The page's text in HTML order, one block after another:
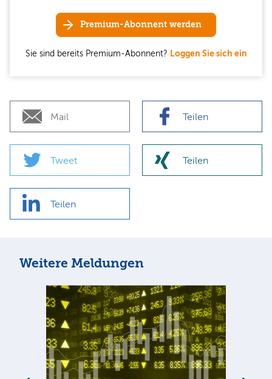
Premium-Abonnent werden
Sie sind bereits Premium-Abonnent? Loggen Sie sich ein
Mail Teilen
Tweet Teilen
Teilen
Weitere Meldungen